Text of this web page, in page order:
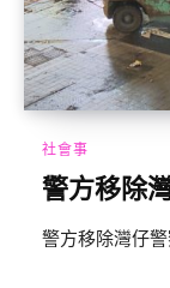
社會事
警方移除
警方移除灣仔警